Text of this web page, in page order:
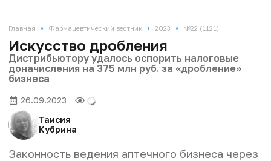
Главная • Фармацевтический вестник • 2023 • №22 (1121)
Искусство дробления
Дистрибьютору удалось оспорить налоговые
доначисления на 375 млн руб. за «дробление»
бизнеса
26.09.2023
Таисия
Кубрина
Законность ведения аптечного бизнеса через